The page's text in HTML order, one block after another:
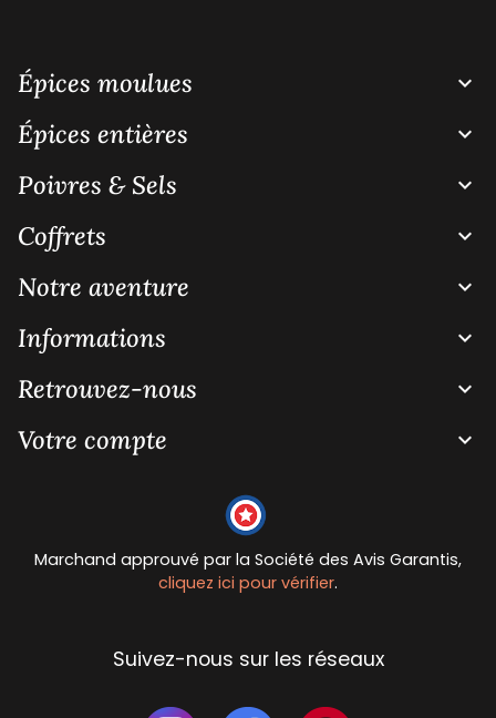
Épices moulues 
Épices entières 
Poivres & Sels 
Coffrets 
Notre aventure 
Informations 
Retrouvez-nous 
Votre compte 
Marchand approuvé par la Société des Avis Garantis,
cliquez ici pour vérifier.
Suivez-nous sur les réseaux